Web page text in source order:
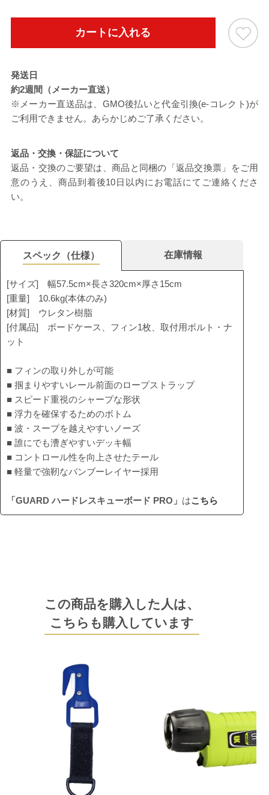
カートに入れる
発送日
約2週間（メーカー直送）
※メーカー直送品は、GMO後払いと代金引換(e-コレクト)が
ご利用できません。あらかじめご了承ください。
返品・交換・保証について
返品・交換のご要望は、商品と同梱の「返品交換票」をご用
意のうえ、商品到着後10日以内にお電話にてご連絡くださ
い。
スペック（仕様） 在庫情報
[サイズ] 幅57.5cm×長さ320cm×厚さ15cm
[重量] 10.6kg(本体のみ)
[材質] ウレタン樹脂
[付属品] ボードケース、フィン1枚、取付用ボルト・ナ
ット
■ フィンの取り外しが可能
■ 掴まりやすいレール前面のロープストラップ
■ スピード重視のシャープな形状
■ 浮力を確保するためのボトム
■ 波・スープを越えやすいノーズ
■ 誰にでも漕ぎやすいデッキ幅
■ コントロール性を向上させたテール
■ 軽量で強靭なバンブーレイヤー採用
「GUARD ハードレスキューボード PRO」 はこちら
この商品を購入した人は、
こちらも購入しています